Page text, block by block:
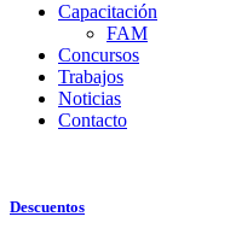
Capacitación
FAM
Concursos
Trabajos
Noticias
Contacto
Descuentos